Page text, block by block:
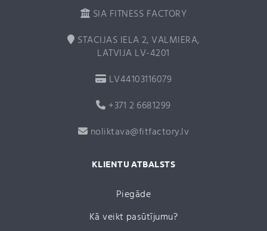
SIA FITNESS FACTORY
STACIJAS IELA 2, VALMIERA,
LATVIJA LV-4201
LV44103116079
+371 2 6681299
noliktava@fitfactory.lv
KLIENTU ATBALSTS
Piegāde
Kā veikt pasūtījumu?